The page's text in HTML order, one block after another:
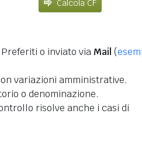
Calcola CF
o inviato via Mail (
variazioni amministrative.
o denominazione.
risolve anche i casi di